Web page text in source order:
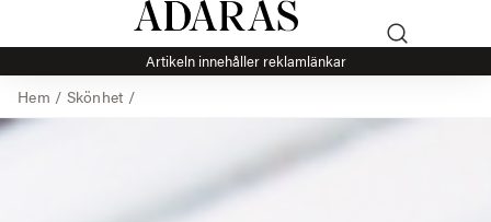
Artikeln innehåller reklamlänkar
Hem / Skönhet/